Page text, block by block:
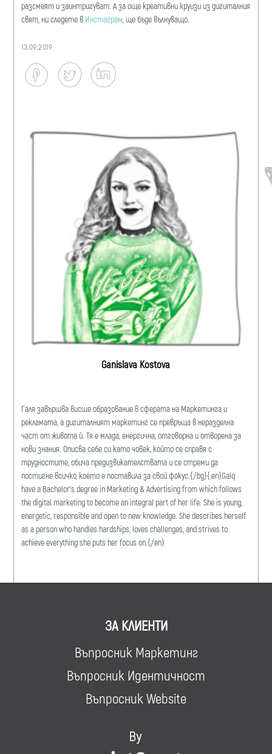
разсмеят и заинтригуват. А за още креативни круизи из дигиталния
свят, ни следете в Инстаграм , ще бъде вълнуващо.
13.09.2019
Ganislava Kostova
Галя завършва висше образование в сферата на Маркетинга и
рекламата, a дигиталният маркетинг се превръща в неразделна
част от живота й. Тя е млада, енергична, отговорна и отворена за
нови знания. Описва себе си като човек, който се справя с
трудностите, обича предизвикателствата и се стреми да
постигне всичко, което е поставила за свой фокус.{/bg}{:en}Galq
have a Bachelor's degree in Marketing & Advertising from which follows
the digital marketing to become an integral part of her life. She is young,
energetic, responsible and open to new knowledge. She describes herself
as a person who handles hardships, loves challenges, and strives to
achieve everything she puts her focus on.{/en}
ЗА КЛИЕНТИ
Въпросник Маркетинг
Въпросник Идентичност
Въпросник Website